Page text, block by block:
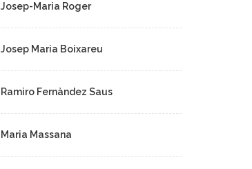
Josep-Maria Roger
Josep Maria Boixareu
Ramiro Fernàndez Saus
Maria Massana